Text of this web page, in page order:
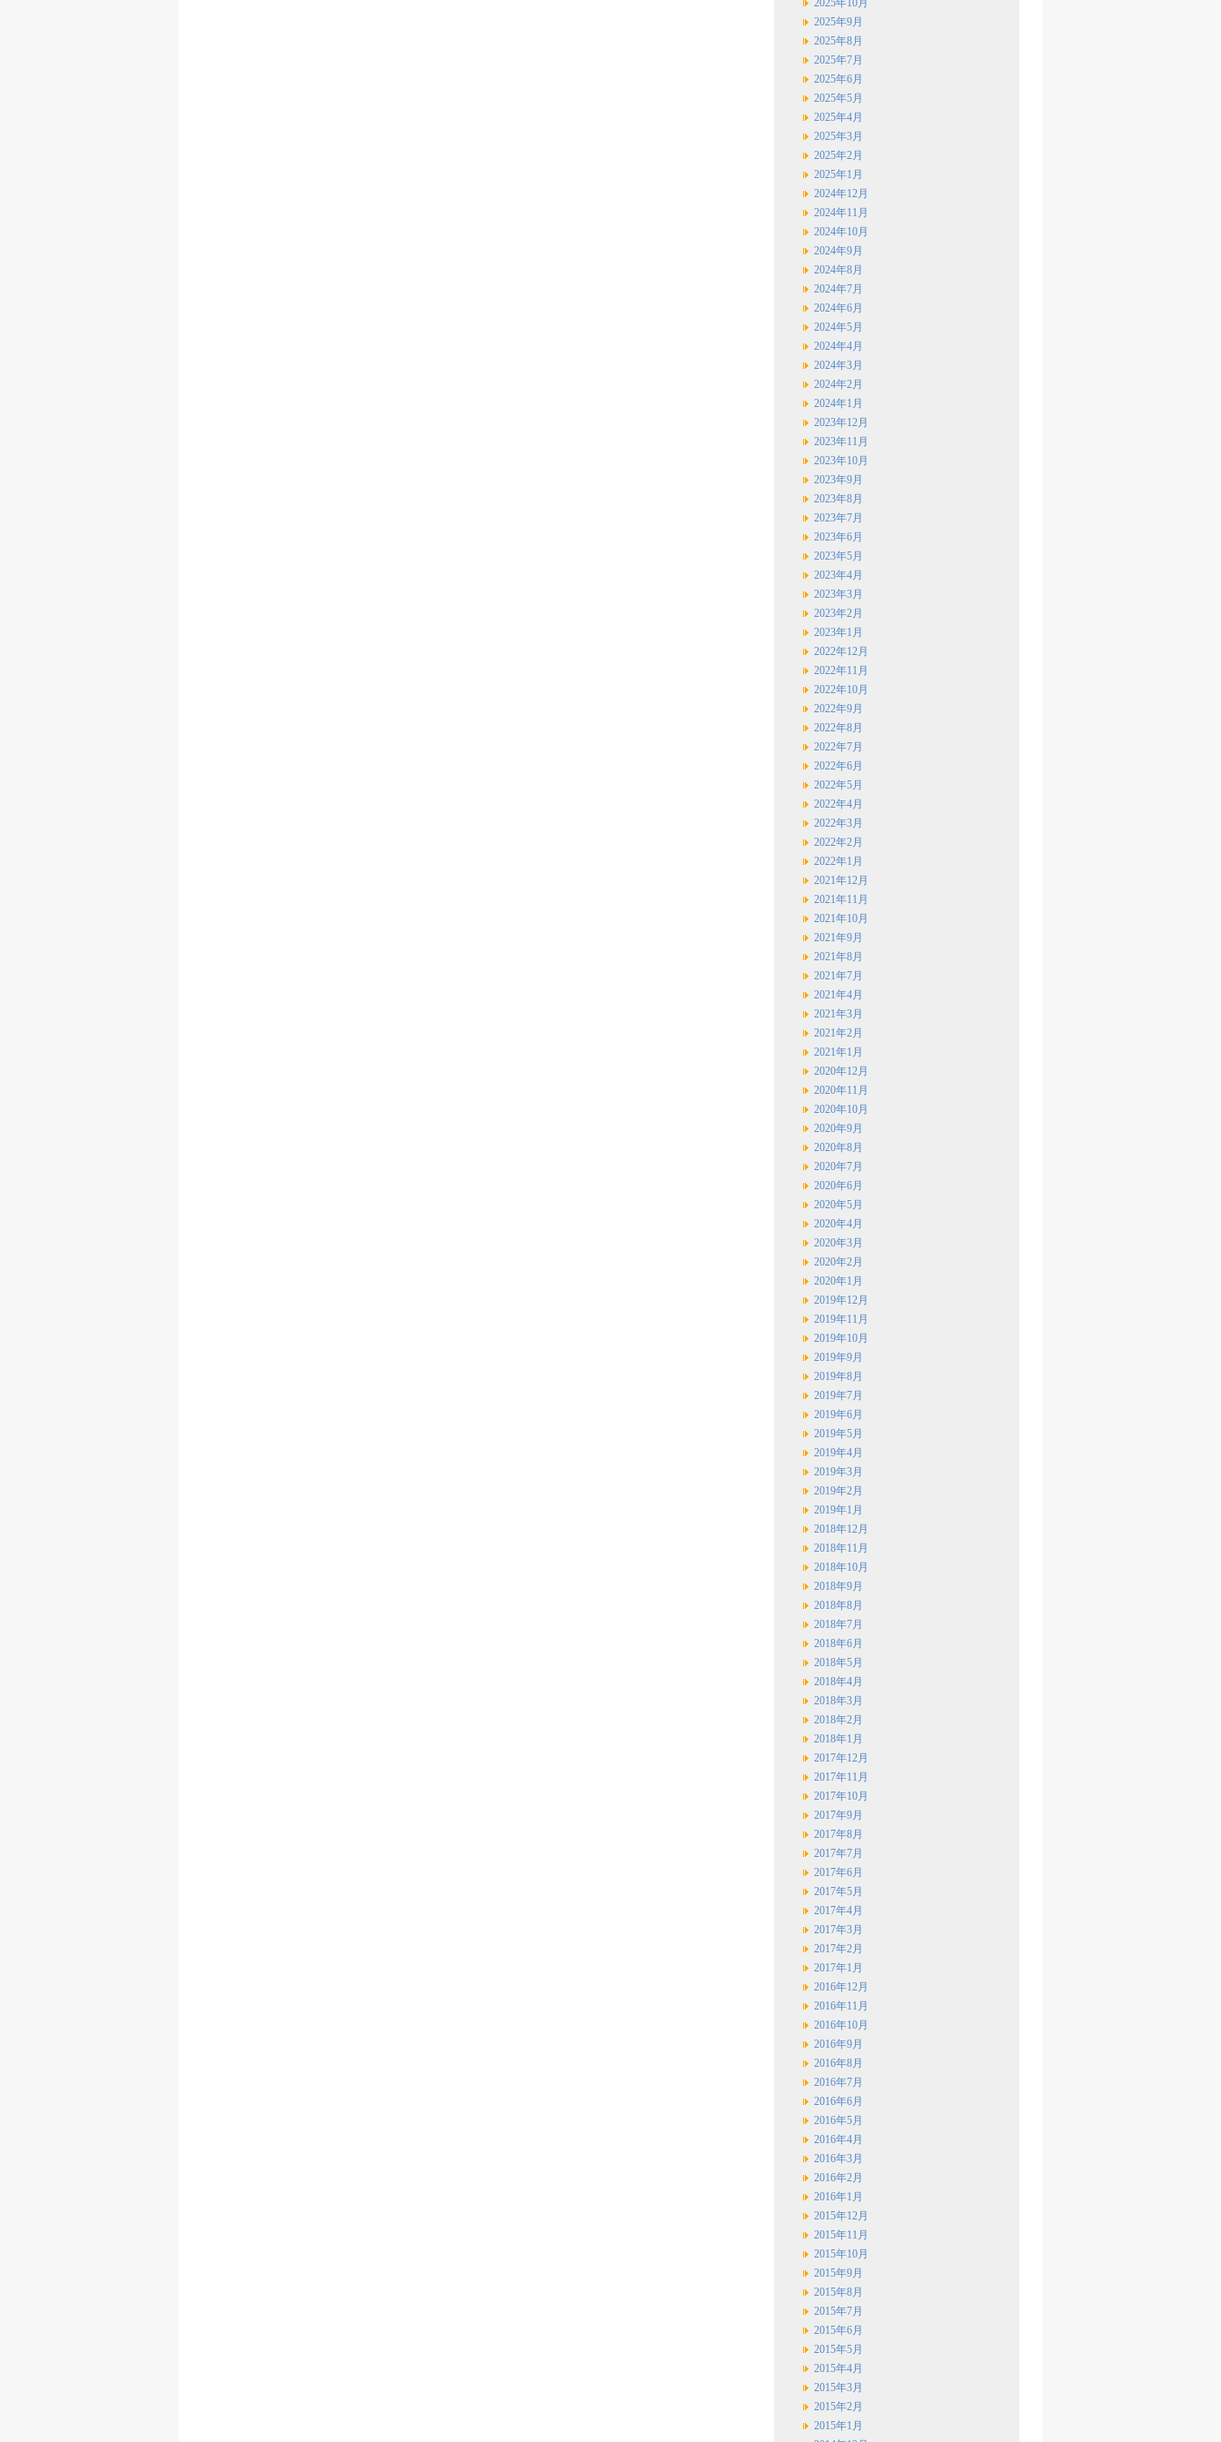
2025年10月
2025年9月
2025年8月
2025年7月
2025年6月
2025年5月
2025年4月
2025年3月
2025年2月
2025年1月
2024年12月
2024年11月
2024年10月
2024年9月
2024年8月
2024年7月
2024年6月
2024年5月
2024年4月
2024年3月
2024年2月
2024年1月
2023年12月
2023年11月
2023年10月
2023年9月
2023年8月
2023年7月
2023年6月
2023年5月
2023年4月
2023年3月
2023年2月
2023年1月
2022年12月
2022年11月
2022年10月
2022年9月
2022年8月
2022年7月
2022年6月
2022年5月
2022年4月
2022年3月
2022年2月
2022年1月
2021年12月
2021年11月
2021年10月
2021年9月
2021年8月
2021年7月
2021年4月
2021年3月
2021年2月
2021年1月
2020年12月
2020年11月
2020年10月
2020年9月
2020年8月
2020年7月
2020年6月
2020年5月
2020年4月
2020年3月
2020年2月
2020年1月
2019年12月
2019年11月
2019年10月
2019年9月
2019年8月
2019年7月
2019年6月
2019年5月
2019年4月
2019年3月
2019年2月
2019年1月
2018年12月
2018年11月
2018年10月
2018年9月
2018年8月
2018年7月
2018年6月
2018年5月
2018年4月
2018年3月
2018年2月
2018年1月
2017年12月
2017年11月
2017年10月
2017年9月
2017年8月
2017年7月
2017年6月
2017年5月
2017年4月
2017年3月
2017年2月
2017年1月
2016年12月
2016年11月
2016年10月
2016年9月
2016年8月
2016年7月
2016年6月
2016年5月
2016年4月
2016年3月
2016年2月
2016年1月
2015年12月
2015年11月
2015年10月
2015年9月
2015年8月
2015年7月
2015年6月
2015年5月
2015年4月
2015年3月
2015年2月
2015年1月